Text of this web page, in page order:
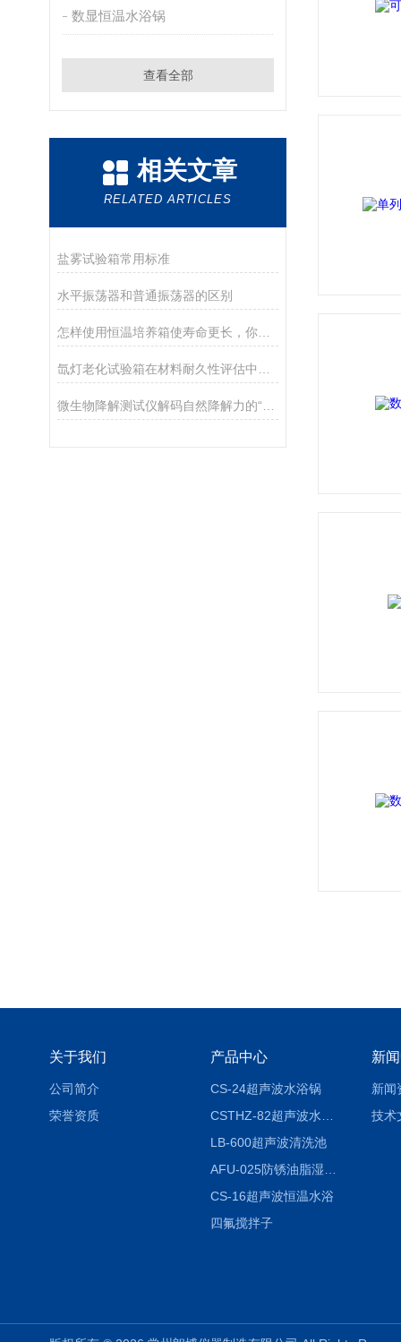
数显恒温水浴锅
查看全部
相关文章
RELATED ARTICLES
盐雾试验箱常用标准
水平振荡器和普通振荡器的区别
怎样使用恒温培养箱使寿命更长，你知道吗？
关于我们
公司简介
荣誉资质
产品中心
CS-24超声波水浴锅
LB-600超声波清洗池
CS-16超声波恒温水浴
四氟搅拌子
新
新闻
技术